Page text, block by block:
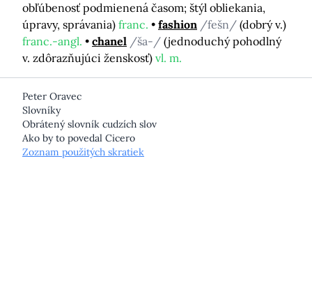
obľúbenosť podmienená časom; štýl obliekania,
úpravy, správania) franc. fashion /fešn/ (dobrý v.)
franc.-angl.
chanel /ša-/ (jednoduchý pohodlný
v. zdôrazňujúci ženskosť) vl. m.
Peter Oravec
Slovníky
Obrátený slovník cudzích slov
Ako by to povedal Cicero
Zoznam použitých skratiek